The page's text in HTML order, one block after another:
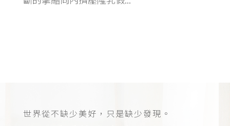
世界從不缺少美好，只是缺少發現。